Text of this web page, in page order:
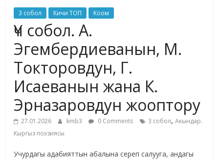
3 собол Кичи ТОП Коом
Үч собол. А.
Эгембердиеванын, М.
Токторовдун, Г.
Исаеванын жана К.
Эрназаровдун жооптору
27.01.2026 kmb3 0 Comments 3 собол,Акындар.
Кыргыз поэзиясы
Учурдагы адабияттын абалына сереп салууга, андагы